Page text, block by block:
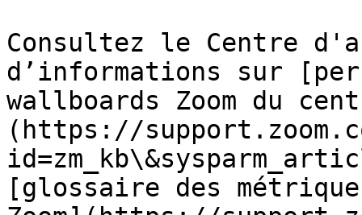
Consultez le Centre
d’informations sur
wallboards Zoom du
(https://
[glossaire des